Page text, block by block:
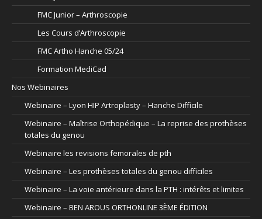
FMC Junior – Arthroscopie
Les Cours d’Arthroscopie
FMC Artho Hanche 05/24
Formation MediCad
Nos Webinaires
Webinaire – Lyon HIP Artroplasty – Hanche Difficile
Webinaire – Maîtrise Orthopédique – La reprise des prothèses
totales du genou
Webinaire les revisions femorales de pth
Webinaire – Les prothèses totales du genou difficiles
Webinaire – La voie antérieure dans la PTH : intérêts et limites
Webinaire – BEN AROUS ORTHONLINE 3ÈME ÉDITION